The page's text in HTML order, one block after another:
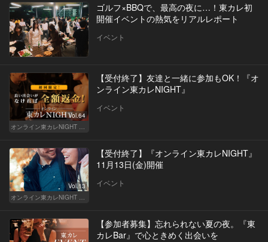
ゴルフ×BBQで、最高の夜に…！東カレ初
開催イベントの熱気をリアルレポート
イベント
Vol.64
【受付終了】友達と一緒に参加もOK！『オ
ンライン東カレNIGHT』
イベント
Vol.13
【受付終了】『オンライン東カレNIGHT』
11月13日(金)開催
イベント
【参加者募集】忘れられない夏の夜。『東
カレBar』で心ときめく出会いを